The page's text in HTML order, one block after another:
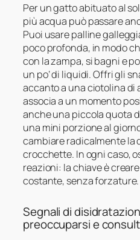
Per un gatto abituato al
più acqua può passare
Puoi usare palline
poco profonda, in modo
con la zampa, si bagni e
un po’ di liquidi. Offri gli
accanto a una ciotolina di
associa a un momento
anche una piccola quota
una mini porzione al
cambiare radicalmente la
crocchette. In ogni caso,
reazioni: la chiave è
costante, senza forzature.
Segnali di
preoccuparsi e